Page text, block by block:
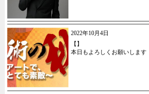
2022年10月4日
【】
本日もよろしくお願いします